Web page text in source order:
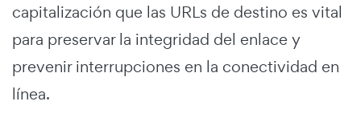
capitalización que las URLs de destino es vital
para preservar la integridad del enlace y
prevenir interrupciones en la conectividad en
línea.